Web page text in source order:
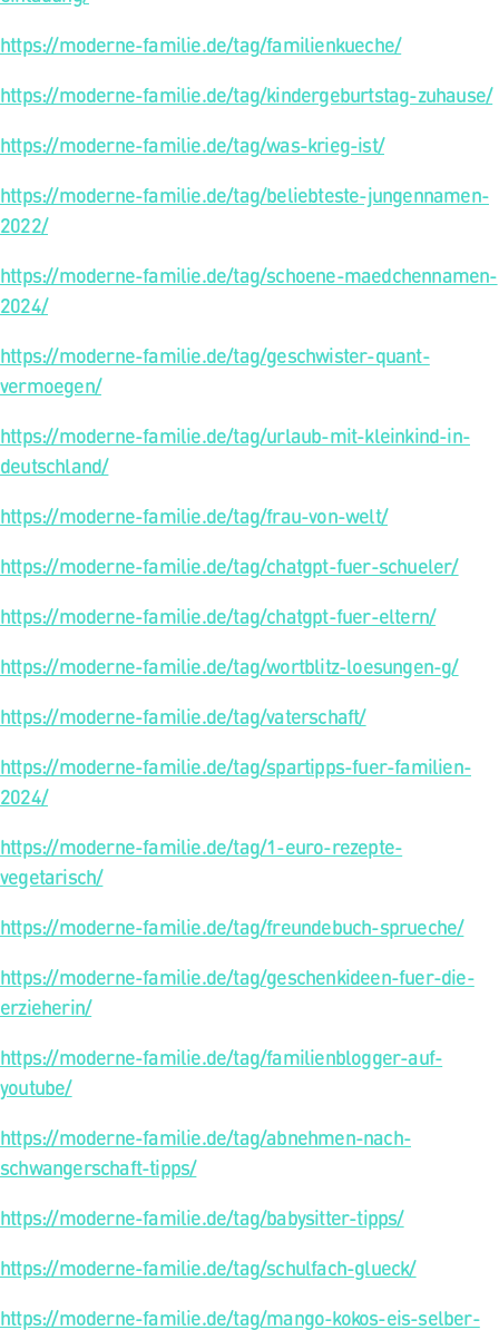
https://moderne-familie.de/tag/familienkueche/
https://moderne-familie.de/tag/kindergeburtstag-zuhause/
https://moderne-familie.de/tag/was-krieg-ist/
https://moderne-familie.de/tag/beliebteste-jungennamen-
2022/
https://moderne-familie.de/tag/schoene-maedchennamen-
2024/
https://moderne-familie.de/tag/geschwister-quant-
vermoegen/
https://moderne-familie.de/tag/urlaub-mit-kleinkind-in-
deutschland/
https://moderne-familie.de/tag/frau-von-welt/
https://moderne-familie.de/tag/chatgpt-fuer-schueler/
https://moderne-familie.de/tag/chatgpt-fuer-eltern/
https://moderne-familie.de/tag/wortblitz-loesungen-g/
https://moderne-familie.de/tag/vaterschaft/
https://moderne-familie.de/tag/spartipps-fuer-familien-
2024/
https://moderne-familie.de/tag/1-euro-rezepte-
vegetarisch/
https://moderne-familie.de/tag/freundebuch-sprueche/
https://moderne-familie.de/tag/geschenkideen-fuer-die-
erzieherin/
https://moderne-familie.de/tag/familienblogger-auf-
youtube/
https://moderne-familie.de/tag/abnehmen-nach-
schwangerschaft-tipps/
https://moderne-familie.de/tag/babysitter-tipps/
https://moderne-familie.de/tag/schulfach-glueck/
https://moderne-familie.de/tag/mango-kokos-eis-selber-